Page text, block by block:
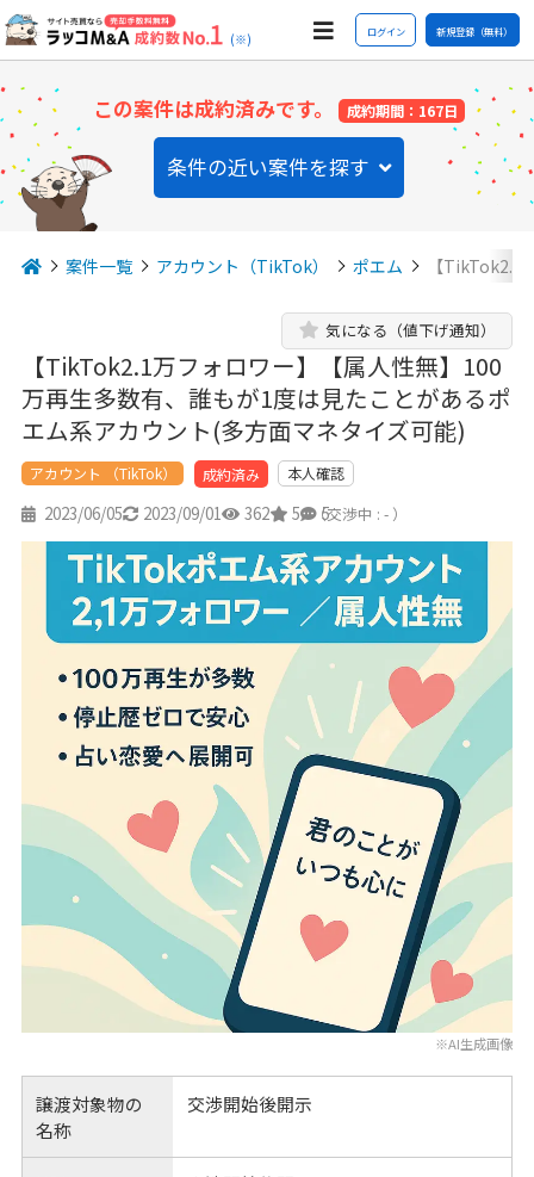
(※) ログイン 新規登録（無料）
この案件は成約済みです。 成約期間：167日
条件の近い案件を探す
案件一覧 アカウント（TikTok） ポエム 【TikTok2.1
【TikTok2.1万フォロワー】【属人性無】100
万再生多数有、誰もが1度は見たことがあるポ
エム系アカウント(多方面マネタイズ可能)
気になる（値下げ通知）
アカウント （TikTok） 成約済み 本人確認
2023/06/05 2023/09/01 362 5 5
（交渉中 : - ）
※AI生成画像
譲渡対象物の
名称
交渉開始後開示